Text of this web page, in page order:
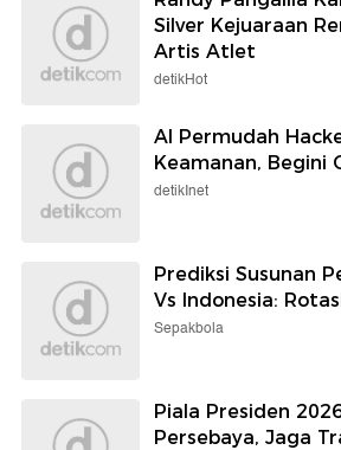
Silver Kejuaraan
Artis Atlet
detikHot
AI Permudah
Keamanan, Begini
detikInet
Prediksi Susunan
Vs Indonesia:
Sepakbola
Piala Presiden
Persebaya, Jaga